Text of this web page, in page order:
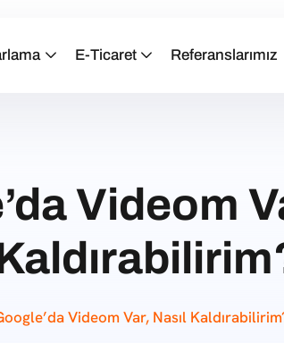
E-Ticaret Referanslarımız
Videom
Videom Var, Nasıl